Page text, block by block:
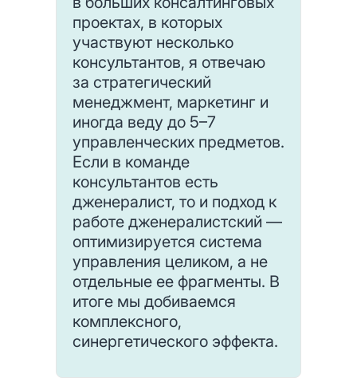
проектах, в которых
участвуют несколько
консультантов, я отвечаю
за стратегический
менеджмент, маркетинг и
иногда веду до 5–7
управленческих предметов.
Если в команде
консультантов есть
дженералист, то и подход к
работе дженералистский —
оптимизируется система
управления целиком, а не
отдельные ее фрагменты. В
итоге мы добиваемся
комплексного,
синергетического эффекта.